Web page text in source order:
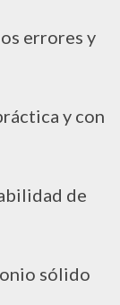
errores y
y con
de
sólido